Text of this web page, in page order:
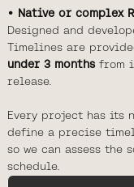
• Native or complex
Designed and
Timelines are
under 3 monthsfrom
release.
Every project has its
define a precise
so we can assess
schedule.